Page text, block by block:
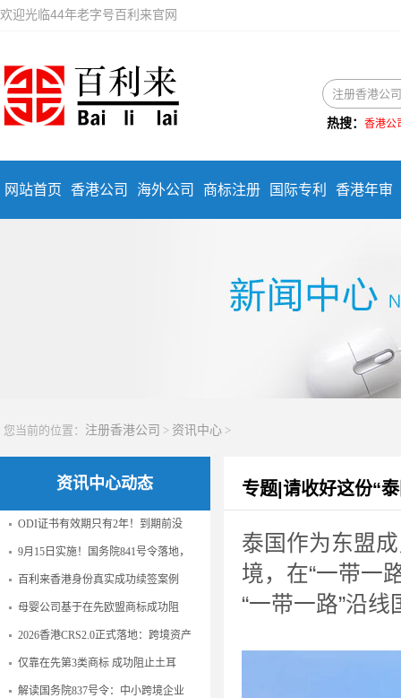
欢迎光临44年老字号百利来官网
热搜： 香港公
网站首页 香港公司 海外公司 商标注册 国际专利 香港年审
您当前的位置： 注册香港公司 > 资讯中心 >
资讯中心动态
ODI证书有效期只有2年！到期前没
9月15日实施！国务院841号令落地，
百利来香港身份真实成功续签案例
母婴公司基于在先欧盟商标成功阻
2026香港CRS2.0正式落地：跨境资产
仅靠在先第3类商标 成功阻止土耳
解读国务院837号令：中小跨境企业
专题|请收好这份“
泰国作为东盟
境，在“一带一
“一带一路”沿